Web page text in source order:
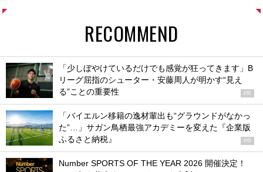
RECOMMEND
「少しぼやけているだけでも感覚が狂ってきます」B
リーグ屈指のシューター・安藤周人が明かす“見え
る”ことの重要性
PR
「バイエルン移籍の逸材輩出も“グラウンドがなかっ
た”…」サガン鳥栖最強アカデミーを変えた『企業版
ふるさと納税』
PR
Number SPORTS OF THE YEAR 2026 開催決定！